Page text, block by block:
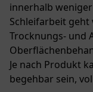
innerhalb
Schleifarbeit geht
Trocknungs- und
Je nach Produkt
begehbar sein,